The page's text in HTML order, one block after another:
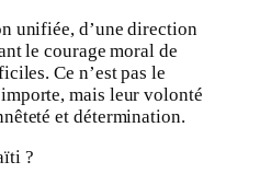
unifiée, d’une direction
le courage moral de
Ce n’est pas le
mais leur volonté
et détermination.
?